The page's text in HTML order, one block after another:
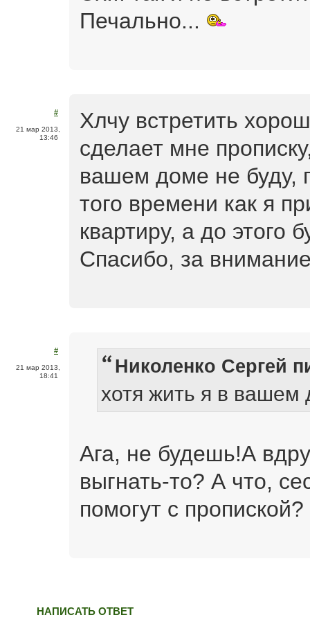
Печально...
#
21 мар 2013,
13:46
Хлчу встретить
сделает мне
вашем доме не буду,
того времени как я
квартиру, а до этого
Спасибо, за
#
21 мар 2013,
18:41
Николенко Сергей
хотя жить я в вашем
Ага, не будешь!А
выгнать-то? А что,
помогут с пропиской?
НАПИСАТЬ ОТВЕТ